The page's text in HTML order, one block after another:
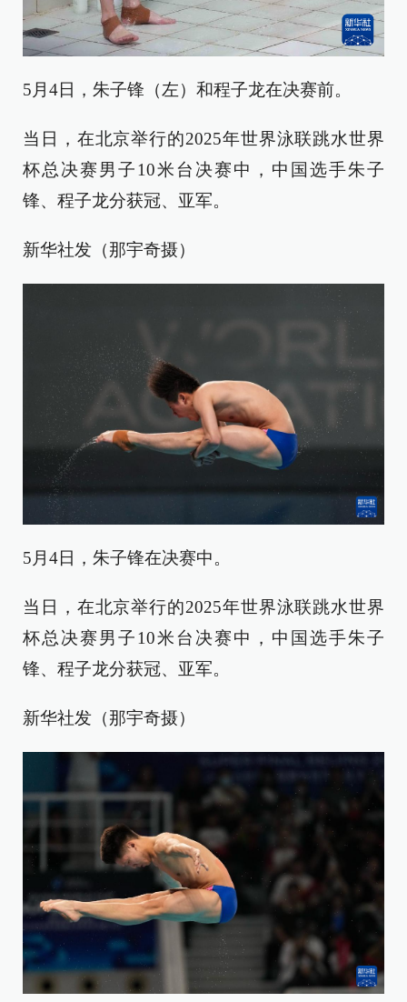
5月4日，朱子锋（左）和程子龙在决赛前。
当日，在北京举行的2025年世界泳联跳水世界
杯总决赛男子10米台决赛中，中国选手朱子
锋、程子龙分获冠、亚军。
新华社发（那宇奇摄）
5月4日，朱子锋在决赛中。
当日，在北京举行的2025年世界泳联跳水世界
杯总决赛男子10米台决赛中，中国选手朱子
锋、程子龙分获冠、亚军。
新华社发（那宇奇摄）